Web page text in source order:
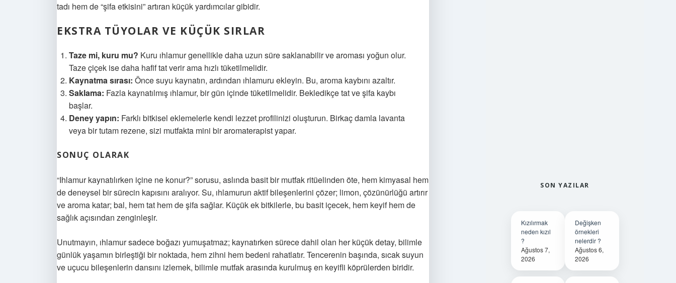
tadı hem de “şifa etkisini” artıran küçük yardımcılar gibidir.
EKSTRA TÜYOLAR VE KÜÇÜK SIRLAR
Taze mi, kuru mu? Kuru ıhlamur genellikle daha uzun süre saklanabilir ve aroması yoğun olur.
Taze çiçek ise daha hafif tat verir ama hızlı tüketilmelidir.
Kaynatma sırası: Önce suyu kaynatın, ardından ıhlamuru ekleyin. Bu, aroma kaybını azaltır.
Saklama: Fazla kaynatılmış ıhlamur, bir gün içinde tüketilmelidir. Bekledikçe tat ve şifa kaybı
başlar.
Deney yapın: Farklı bitkisel eklemelerle kendi lezzet profilinizi oluşturun. Birkaç damla lavanta
veya bir tutam rezene, sizi mutfakta mini bir aromaterapist yapar.
SONUÇ OLARAK
“Ihlamur kaynatılırken içine ne konur?” sorusu, aslında basit bir mutfak ritüelinden öte, hem kimyasal hem
de deneysel bir sürecin kapısını aralıyor. Su, ıhlamurun aktif bileşenlerini çözer; limon, çözünürlüğü artırır
ve aroma katar; bal, hem tat hem de şifa sağlar. Küçük ek bitkilerle, bu basit içecek, hem keyif hem de
sağlık açısından zenginleşir.
Unutmayın, ıhlamur sadece boğazı yumuşatmaz; kaynatırken sürece dahil olan her küçük detay, bilimle
günlük yaşamın birleştiği bir noktada, hem zihni hem bedeni rahatlatır. Tencerenin başında, sıcak suyun
ve uçucu bileşenlerin dansını izlemek, bilimle mutfak arasında kurulmuş en keyifli köprülerden biridir.
SON YAZILAR
Kızılırmak
neden kızıl
?
Ağustos 7,
2026
Değişken
örnekleri
nelerdir ?
Ağustos 6,
2026